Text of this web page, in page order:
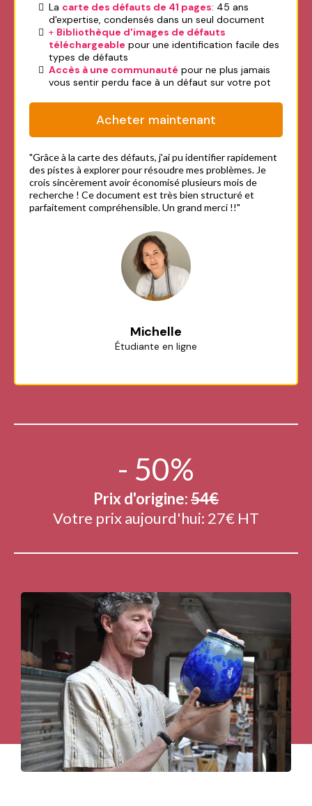
La carte des défauts de 41 pages: 45 ans
d'expertise, condensés dans un seul document
+ Bibliothèque d'images de défauts
téléchargeable pour une identification facile des
types de défauts
Accès à une communauté pour ne plus jamais
vous sentir perdu face à un défaut sur votre pot
Acheter maintenant
"Grâce à la carte des défauts, j'ai pu identifier rapidement
des pistes à explorer pour résoudre mes problèmes. Je
crois sincèrement avoir économisé plusieurs mois de
recherche ! Ce document est très bien structuré et
parfaitement compréhensible. Un grand merci !!"
Michelle
Étudiante en ligne
- 50%
Prix d'origine:54€
Votre prix aujourd'hui: 27€ HT